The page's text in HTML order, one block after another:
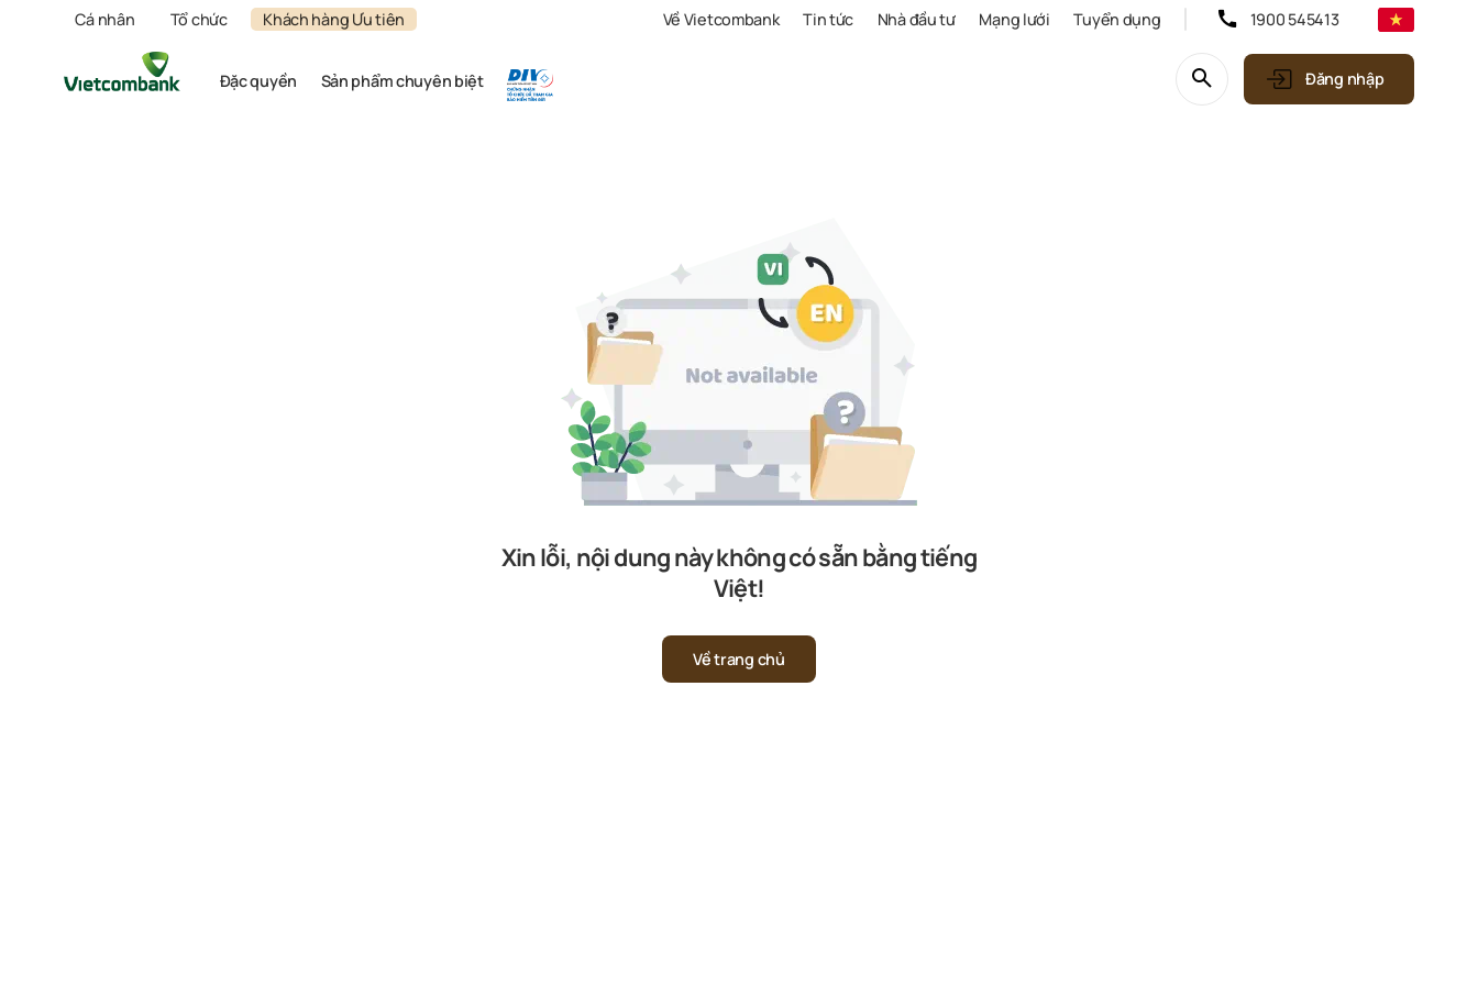
Cá nhân Tổ chức Khách hàng Ưu tiên Về Vietcombank Tin tức Nhà đầu tư Mạng lưới Tuyển dụng 1900 545413
Đặc quyền Sản phẩm chuyên biệt Đăng nhập
Xin lỗi, nội dung này không có sẵn bằng tiếng
Việt!
Về trang chủ